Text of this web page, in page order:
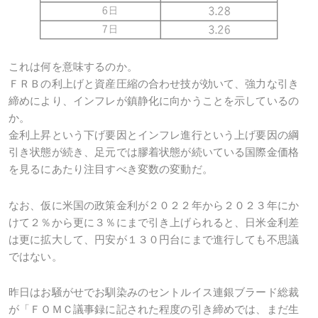
これは何を意味するのか。
ＦＲＢの利上げと資産圧縮の合わせ技が効いて、強力な引き
締めにより、インフレが鎮静化に向かうことを示しているの
か。
金利上昇という下げ要因とインフレ進行という上げ要因の綱
引き状態が続き、足元では膠着状態が続いている国際金価格
を見るにあたり注目すべき変数の変動だ。
なお、仮に米国の政策金利が２０２２年から２０２３年にか
けて２％から更に３％にまで引き上げられると、日米金利差
は更に拡大して、円安が１３０円台にまで進行しても不思議
ではない。
昨日はお騒がせでお馴染みのセントルイス連銀ブラード総裁
が「ＦＯＭＣ議事録に記された程度の引き締めでは、まだ生